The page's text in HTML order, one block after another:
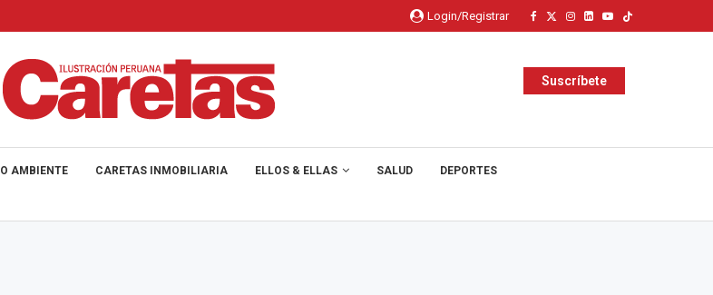
Login/Registrar
Suscríbete
AMBIENTE CARETAS INMOBILIARIA ELLOS & ELLAS SALUD DEPORTES